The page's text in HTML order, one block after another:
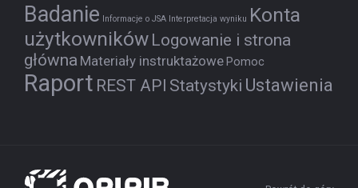
Badanie Informacje o JSA Interpretacja wyniku Konta
użytkowników Logowanie i strona
główna Materiały instruktażowe Pomoc
Raport REST API Statystyki Ustawienia